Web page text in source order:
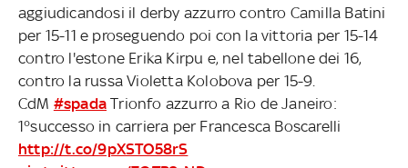
aggiudicandosi il derby azzurro contro Camilla Batini
per 15-11 e proseguendo poi con la vittoria per 15-14
contro l'estone Erika Kirpu e, nel tabellone dei 16,
contro la russa Violetta Kolobova per 15-9.
CdM #spada Trionfo azzurro a Rio de Janeiro:
1°successo in carriera per Francesca Boscarelli
http://t.co/9pXSTO58rS